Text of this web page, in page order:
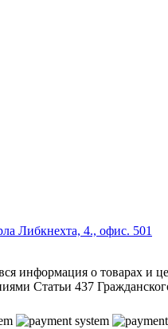
Либкнехта, 4., офис. 501
информация о товарах и
Статьи 437